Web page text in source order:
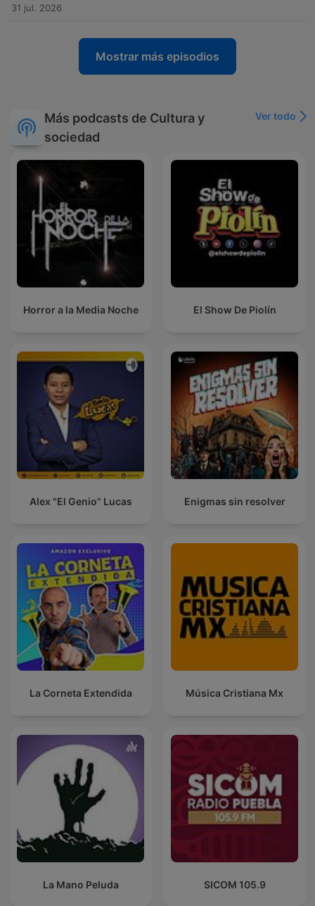
31 jul. 2026
Mostrar más episodios
Más podcasts de Cultura y
sociedad
Ver todo
Horror a la Media Noche El Show De Piolín
Alex "El Genio" Lucas Enigmas sin resolver
La Corneta Extendida Música Cristiana Mx
La Mano Peluda SICOM 105.9